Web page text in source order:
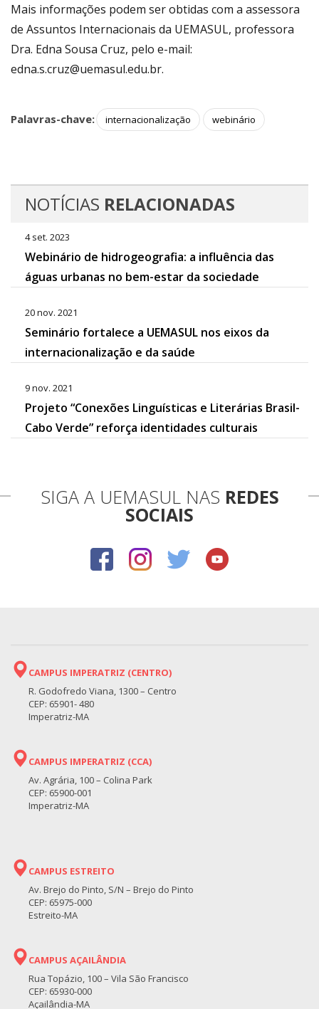
Mais informações podem ser obtidas com a assessora
de Assuntos Internacionais da UEMASUL, professora
Dra. Edna Sousa Cruz, pelo e-mail:
edna.s.cruz@uemasul.edu.br.
Palavras-chave: internacionalização webinário
NOTÍCIAS RELACIONADAS
4 set. 2023
Webinário de hidrogeografia: a influência das
águas urbanas no bem-estar da sociedade
20 nov. 2021
Seminário fortalece a UEMASUL nos eixos da
internacionalização e da saúde
9 nov. 2021
Projeto “Conexões Linguísticas e Literárias Brasil-
Cabo Verde” reforça identidades culturais
SIGA A UEMASUL NAS REDES
SOCIAIS
CAMPUS IMPERATRIZ (CENTRO)
R. Godofredo Viana, 1300 – Centro
CEP: 65901- 480
Imperatriz-MA
CAMPUS IMPERATRIZ (CCA)
Av. Agrária, 100 – Colina Park
CEP: 65900-001
Imperatriz-MA
CAMPUS ESTREITO
Av. Brejo do Pinto, S/N – Brejo do Pinto
CEP: 65975-000
Estreito-MA
CAMPUS AÇAILÂNDIA
Rua Topázio, 100 – Vila São Francisco
CEP: 65930-000
Açailândia-MA